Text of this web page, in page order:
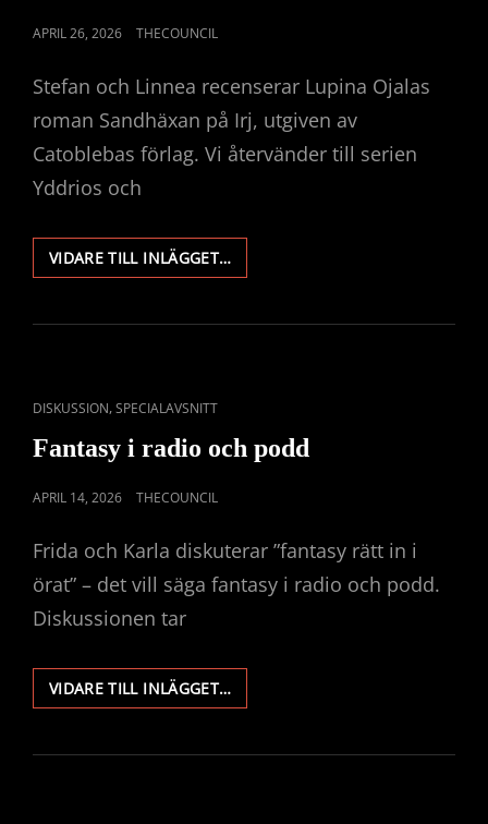
PUBLICERAT
APRIL 26, 2026 THECOUNCIL
Stefan och Linnea recenserar Lupina Ojalas
roman Sandhäxan på Irj, utgiven av
Catoblebas förlag. Vi återvänder till serien
Yddrios och
VIDARE TILL INLÄGGET…SANDHÄXAN
FRÅN
AV
CAT
LINKS
DISKUSSION,SPECIALAVSNITT
Fantasy i radio och podd
PUBLICERAT
APRIL 14, 2026 THECOUNCIL
Frida och Karla diskuterar ”fantasy rätt in i
örat” – det vill säga fantasy i radio och podd.
Diskussionen tar
VIDARE TILL INLÄGGET…FANTASY
I
OCH